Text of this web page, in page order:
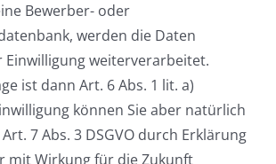
Bewerber- oder
werden die Daten
weiterverarbeitet.
ist dann Art. 6 Abs. 1 lit. a)
können Sie aber natürlich
7 Abs. 3 DSGVO durch Erklärung
mit Wirkung für die Zukunft